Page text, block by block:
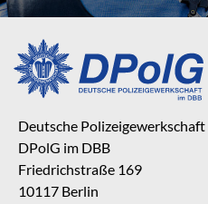
Deutsche Polizeigewerkschaft
DPolG im DBB
Friedrichstraße 169
10117 Berlin